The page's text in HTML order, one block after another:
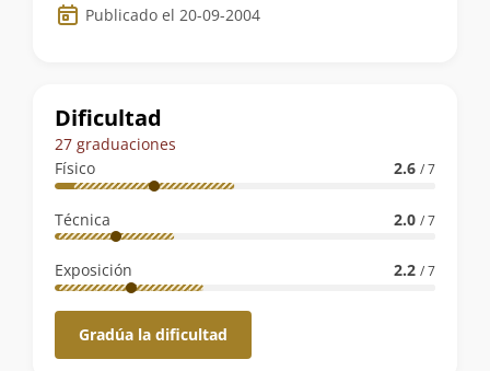
de
ruta
Publicado el 20-09-2004
Dificultad
27 graduaciones
Físico
2.6 / 7
Técnica 2.0 / 7
Exposición 2.2 / 7
Gradúa la dificultad